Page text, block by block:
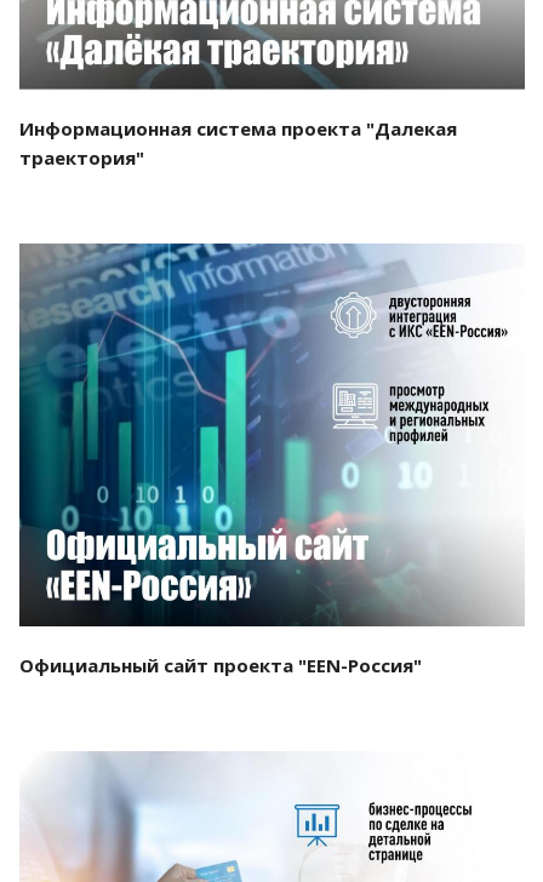
Информационная система проекта "Далекая
траектория"
Смотреть проект
Официальный сайт проекта "EEN-Россия"